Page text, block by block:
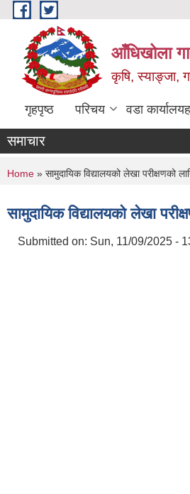
Skip to main content
आँधिखोला
कृषि, स्याङ्जा,
गृहपृष्ठ परिचय वडा
समाचार
You are here
Home » सामुदायिक विद्यालयको लेखा परीक्षणको
सामुदायिक विद्यालयको लेखा
Submitted on: Sun, 11/09/2025 -